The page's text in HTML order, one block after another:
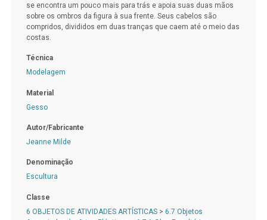
se encontra um pouco mais para trás e apoia suas duas mãos
sobre os ombros da figura à sua frente. Seus cabelos são
compridos, divididos em duas tranças que caem até o meio das
costas.
Técnica
Modelagem
Material
Gesso
Autor/Fabricante
Jeanne Milde
Denominação
Escultura
Classe
6 OBJETOS DE ATIVIDADES ARTÍSTICAS> 6.7 Objetos